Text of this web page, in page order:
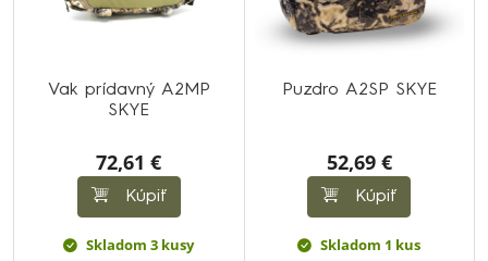
Vak prídavný A2MP
SKYE
72,61 €
Kúpiť
Skladom 3 kusy
Puzdro A2SP SKYE
52,69 €
Kúpiť
Skladom 1 kus